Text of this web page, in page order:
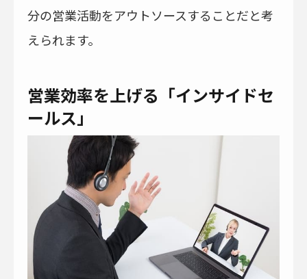
分の営業活動をアウトソースすることだと考
えられます。
営業効率を上げる「インサイドセ
ールス」